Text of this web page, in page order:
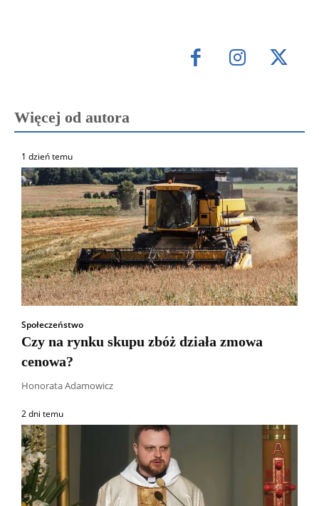
Więcej od autora
1 dzień temu
Społeczeństwo
Czy na rynku skupu zbóż działa zmowa
cenowa?
Honorata Adamowicz
2 dni temu